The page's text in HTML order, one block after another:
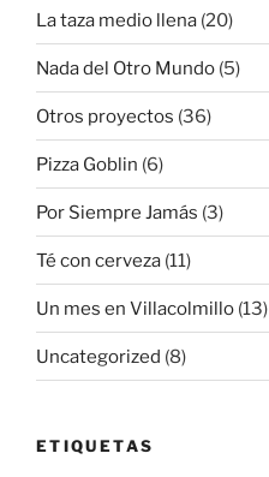
La taza medio llena (20)
Nada del Otro Mundo (5)
Otros proyectos (36)
Pizza Goblin (6)
Por Siempre Jamás (3)
Té con cerveza (11)
Un mes en Villacolmillo (13)
Uncategorized (8)
ETIQUETAS